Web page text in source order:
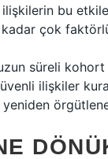
bu
çok
süreli
ilişkiler